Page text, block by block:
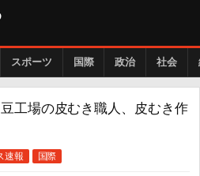
スポーツ 国際 政治 社会
工場の皮むき職人、皮むき作
速報 国際